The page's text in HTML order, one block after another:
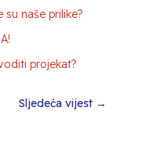
naše prilike?
projekat?
Sljedeća vijest →